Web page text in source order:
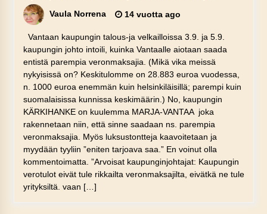
Vaula Norrena 14 vuotta ago
Vantaan kaupungin talous-ja velkailloissa 3.9. ja 5.9.
kaupungin johto intoili, kuinka Vantaalle aiotaan saada
entistä parempia veronmaksajia. (Mikä vika meissä
nykyisissä on? Keskitulomme on 28.883 euroa vuodessa,
n. 1000 euroa enemmän kuin helsinkiläisillä; parempi kuin
suomalaisissa kunnissa keskimäärin.) No, kaupungin
KÄRKIHANKE on kuulemma MARJA-VANTAA joka
rakennetaan niin, että sinne saadaan ns. parempia
veronmaksajia. Myös luksustontteja kaavoitetaan ja
myydään tyyliin ”eniten tarjoava saa.” En voinut olla
kommentoimatta. ”Arvoisat kaupunginjohtajat: Kaupungin
verotulot eivät tule rikkailta veronmaksajilta, eivätkä ne tule
yrityksiltä. vaan […]